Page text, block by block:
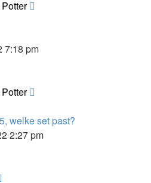
7:18 pm
welke set past?
2:27 pm